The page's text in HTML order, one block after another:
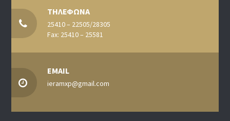
ΤΗΛΕΦΩΝΑ
25410 – 22505/28305
Fax: 25410 – 25581
EMAIL
ieramxp@gmail.com